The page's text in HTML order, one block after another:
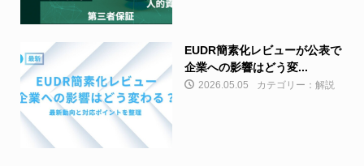
EUDR簡素化レビューが公表で
企業への影響はどう変...
2026.05.05 カテゴリー：解説